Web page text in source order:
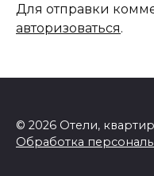
Для отправки
авторизоваться.
© 2026 Отели,
Обработка